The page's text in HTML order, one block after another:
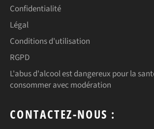
Confidentialité
Légal
Conditions d'utilisation
RGPD
L'abus d'alcool est dangereux pour la
consommer avec modération
CONTACTEZ-NOUS :